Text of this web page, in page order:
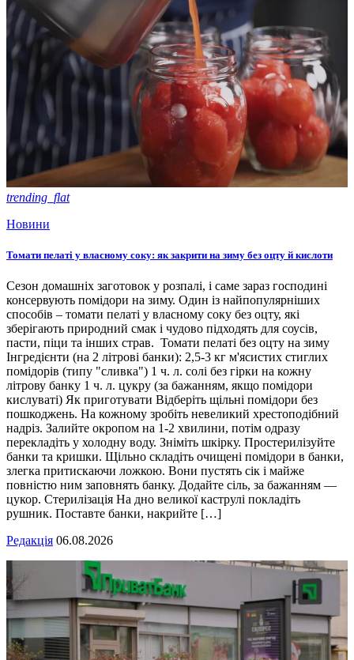
trending_flat
Новини
Томати пелаті у власному соку: як закрити на зиму без оцту й кислоти
Сезон домашніх заготовок у розпалі, і саме зараз господині
консервують помідори на зиму. Один із найпопулярніших
способів – томати пелаті у власному соку без оцту, які
зберігають природний смак і чудово підходять для соусів,
пасти, піци та інших страв. Томати пелаті без оцту на зиму
Інгредієнти (на 2 літрові банки): 2,5-3 кг м'ясистих стиглих
помідорів (типу "сливка") 1 ч. л. солі без гірки на кожну
літрову банку 1 ч. л. цукру (за бажанням, якщо помідори
кислуваті) Як приготувати Відберіть щільні помідори без
пошкоджень. На кожному зробіть невеликий хрестоподібний
надріз. Залийте окропом на 1-2 хвилини, потім одразу
перекладіть у холодну воду. Зніміть шкірку. Простерилізуйте
банки та кришки. Щільно складіть очищені помідори в банки,
злегка притискаючи ложкою. Вони пустять сік і майже
повністю ним заповнять банку. Додайте сіль, за бажанням —
цукор. Стерилізація На дно великої каструлі покладіть
рушник. Поставте банки, накрийте […]
Редакція 06.08.2026